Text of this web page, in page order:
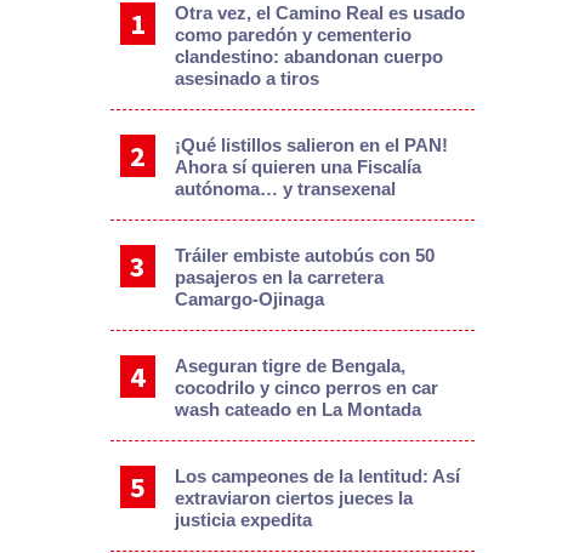
Otra vez, el Camino Real es usado
como paredón y cementerio
clandestino: abandonan cuerpo
asesinado a tiros
¡Qué listillos salieron en el PAN!
Ahora sí quieren una Fiscalía
autónoma… y transexenal
Tráiler embiste autobús con 50
pasajeros en la carretera
Camargo-Ojinaga
Aseguran tigre de Bengala,
cocodrilo y cinco perros en car
wash cateado en La Montada
Los campeones de la lentitud: Así
extraviaron ciertos jueces la
justicia expedita